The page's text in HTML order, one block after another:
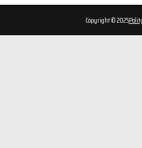
Copyright © 2025